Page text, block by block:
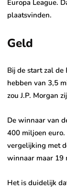
Europa League.
plaatsvinden.
Geld
Bij de start zal de
hebben van 3,5
zou J.P. Morgan
De winnaar van
400 miljoen
vergelijking met
winnaar maar 19
Het is duidelijk